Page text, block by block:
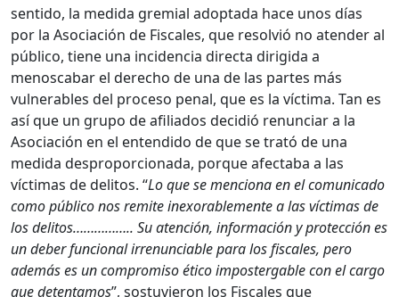
sentido, la medida gremial adoptada hace unos días
por la Asociación de Fiscales, que resolvió no atender al
público, tiene una incidencia directa dirigida a
menoscabar el derecho de una de las partes más
vulnerables del proceso penal, que es la víctima. Tan es
así que un grupo de afiliados decidió renunciar a la
Asociación en el entendido de que se trató de una
medida desproporcionada, porque afectaba a las
víctimas de delitos. “Lo que se menciona en el comunicado
como público nos remite inexorablemente a las víctimas de
los delitos…………….. Su atención, información y protección es
un deber funcional irrenunciable para los fiscales, pero
además es un compromiso ético impostergable con el cargo
que detentamos”, sostuvieron los Fiscales que